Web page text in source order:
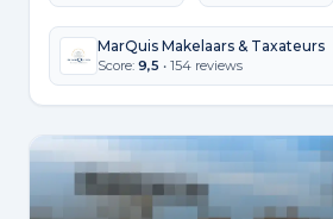
MarQuis Makelaars & Taxateurs
Score: 9,5 • 154 reviews